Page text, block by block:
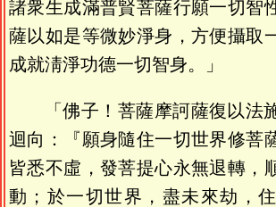
諸衆生成滿普賢菩薩行願一切智
薩以如是等微妙淨身，方便攝取
成就淸淨功德一切智身。」
「佛子！菩薩摩訶薩復以法
迴向：『願身隨住一切世界修菩
皆悉不虛，發菩提心永無退轉，
動；於一切世界，盡未來劫，